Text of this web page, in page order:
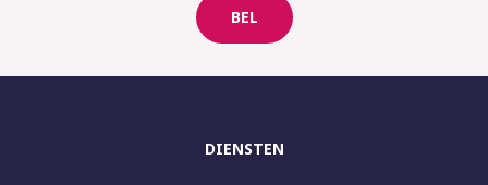
BEL
DIENSTEN